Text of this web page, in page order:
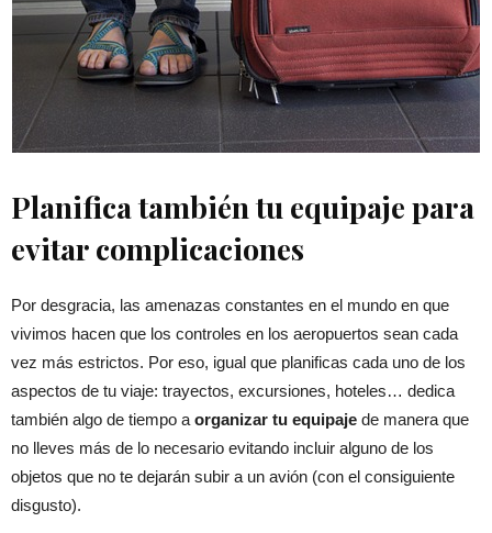
Planifica también tu equipaje para
evitar complicaciones
Por desgracia, las amenazas constantes en el mundo en que
vivimos hacen que los controles en los aeropuertos sean cada
vez más estrictos. Por eso, igual que planificas cada uno de los
aspectos de tu viaje: trayectos, excursiones, hoteles… dedica
también algo de tiempo a organizar tu equipaje de manera que
no lleves más de lo necesario evitando incluir alguno de los
objetos que no te dejarán subir a un avión (con el consiguiente
disgusto).